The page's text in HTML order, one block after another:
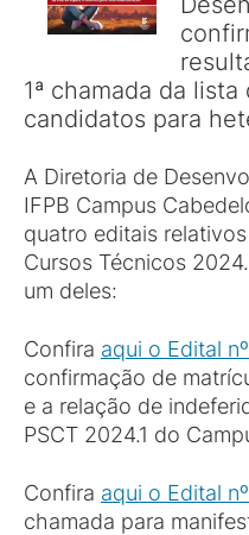
1ª chamada da
candidatos para
A Diretoria de
IFPB Campus
quatro editais
Cursos Técnicos
um deles:
Confira aqui o Edital
confirmação de
e a relação de
PSCT 2024.1 do
Confira aqui o Edital
chamada para